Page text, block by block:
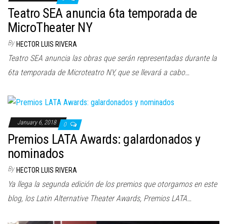
Teatro SEA anuncia 6ta temporada de
MicroTheater NY
By HECTOR LUIS RIVERA
Teatro SEA​ anuncia las obras que serán representadas durante la ​
6ta temporada de Microteatro NY​, que se llevará a cabo…
January 6, 2018 0
Premios LATA Awards: galardonados y
nominados
By HECTOR LUIS RIVERA
Ya llega la segunda edición de los premios que otorgamos en este
blog, los Latin Alternative Theater Awards, Premios LATA…